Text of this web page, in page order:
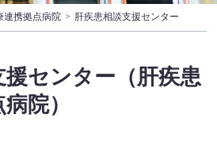
連携拠点病院 > 肝疾患相談支援センター
援センター（肝疾患
院）